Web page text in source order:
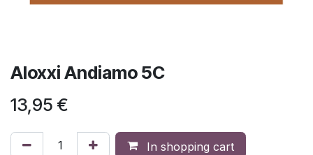
Aloxxi Andiamo 5C
13,95 €
In shopping cart